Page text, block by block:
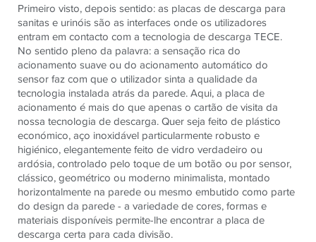
Primeiro visto, depois sentido: as placas de descarga para
sanitas e urinóis são as interfaces onde os utilizadores
entram em contacto com a tecnologia de descarga TECE.
No sentido pleno da palavra: a sensação rica do
acionamento suave ou do acionamento automático do
sensor faz com que o utilizador sinta a qualidade da
tecnologia instalada atrás da parede. Aqui, a placa de
acionamento é mais do que apenas o cartão de visita da
nossa tecnologia de descarga. Quer seja feito de plástico
económico, aço inoxidável particularmente robusto e
higiénico, elegantemente feito de vidro verdadeiro ou
ardósia, controlado pelo toque de um botão ou por sensor,
clássico, geométrico ou moderno minimalista, montado
horizontalmente na parede ou mesmo embutido como parte
do design da parede - a variedade de cores, formas e
materiais disponíveis permite-lhe encontrar a placa de
descarga certa para cada divisão.